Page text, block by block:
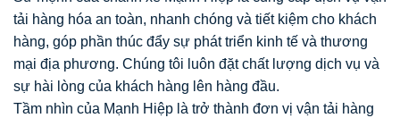
tải hàng hóa an toàn, nhanh chóng và tiết kiệm cho khách
hàng, góp phần thúc đẩy sự phát triển kinh tế và thương
mại địa phương. Chúng tôi luôn đặt chất lượng dịch vụ và
sự hài lòng của khách hàng lên hàng đầu.
Tầm nhìn của Mạnh Hiệp là trở thành đơn vị vận tải hàng